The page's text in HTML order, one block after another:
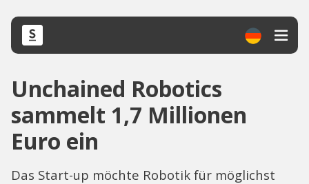
Unchained Robotics
sammelt 1,7 Millionen
Euro ein
Das Start-up möchte Robotik für möglichst